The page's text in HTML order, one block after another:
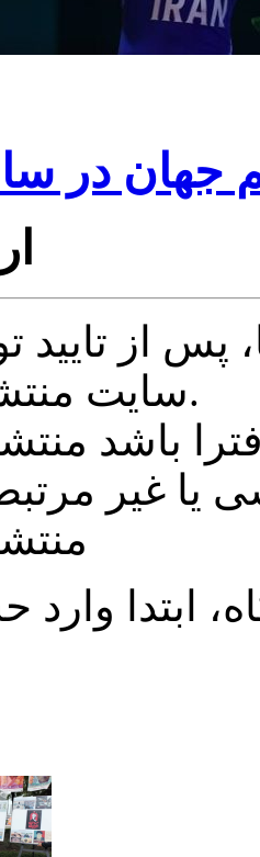
در سال ۲۰۲۵
از تایید
سایت منتشر خواهد شد.
یا غیر
ابتدا